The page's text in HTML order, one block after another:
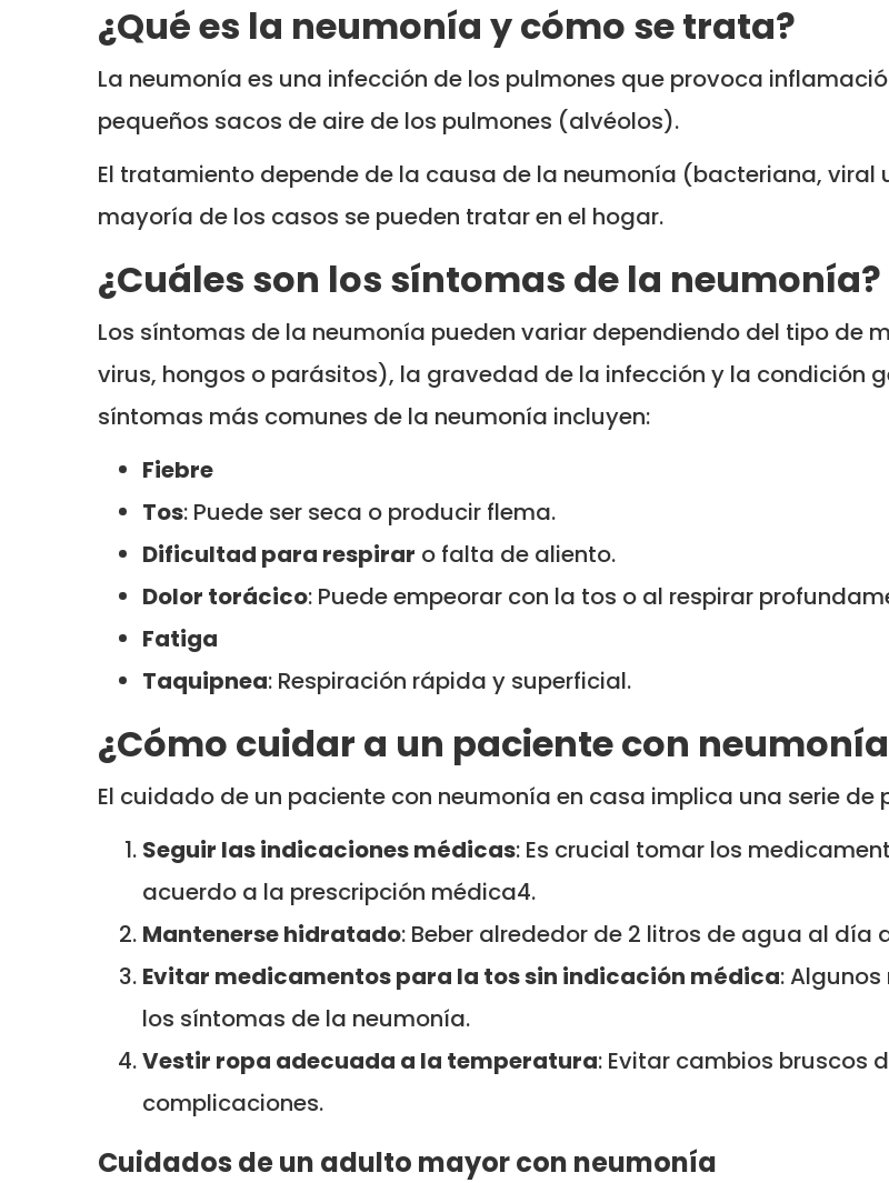
¿Qué es la neumonía y cómo se trata?
La neumonía es una infección de los pulmones que provoca
pequeños sacos de aire de los pulmones (alvéolos).
El tratamiento depende de la causa de la neumonía (bacteriana,
mayoría de los casos se pueden tratar en el hogar.
¿Cuáles son los síntomas de la neumonía?
Los síntomas de la neumonía pueden variar dependiendo del tipo de
virus, hongos o parásitos), la gravedad de la infección y la condición
síntomas más comunes de la neumonía incluyen:
Fiebre
Tos: Puede ser seca o producir flema.
Dificultad para respirar o falta de aliento.
Dolor torácico: Puede empeorar con la tos o al respirar
Fatiga
Taquipnea: Respiración rápida y superficial.
¿Cómo cuidar a un paciente con
El cuidado de un paciente con neumonía en casa implica una serie de
Seguir las indicaciones médicas: Es crucial tomar los
acuerdo a la prescripción médica4.
Mantenerse hidratado: Beber alrededor de 2 litros de agua al
Evitar medicamentos para la tos sin indicación médica:
los síntomas de la neumonía.
Vestir ropa adecuada a la temperatura: Evitar cambios bruscos
complicaciones.
Cuidados de un adulto mayor con neumonía